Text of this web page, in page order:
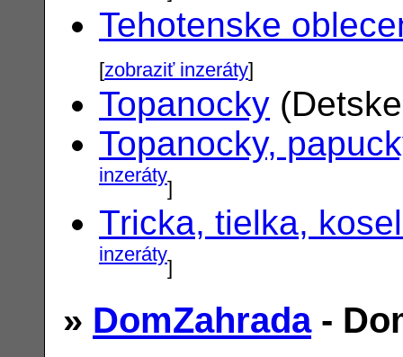
Tehotenske
[zobraziť inzeráty]
Topanocky
Topanocky,
inzeráty]
Tricka, tielka,
inzeráty]
» DomZahrada-